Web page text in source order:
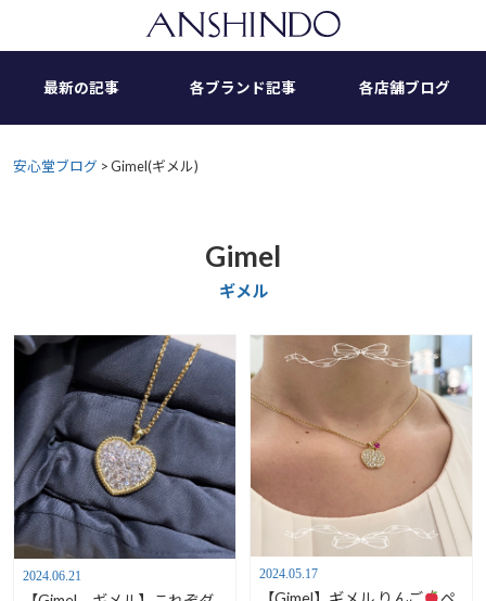
最新の記事 各ブランド記事 各店舗ブログ
安心堂ブログ >Gimel(ギメル)
Gimel
ギメル
2024.06.21 2024.05.17